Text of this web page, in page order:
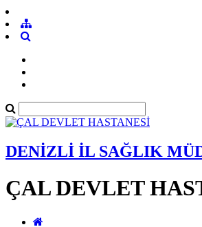
DENİZLİ İL SAĞLIK
ÇAL DEVLET